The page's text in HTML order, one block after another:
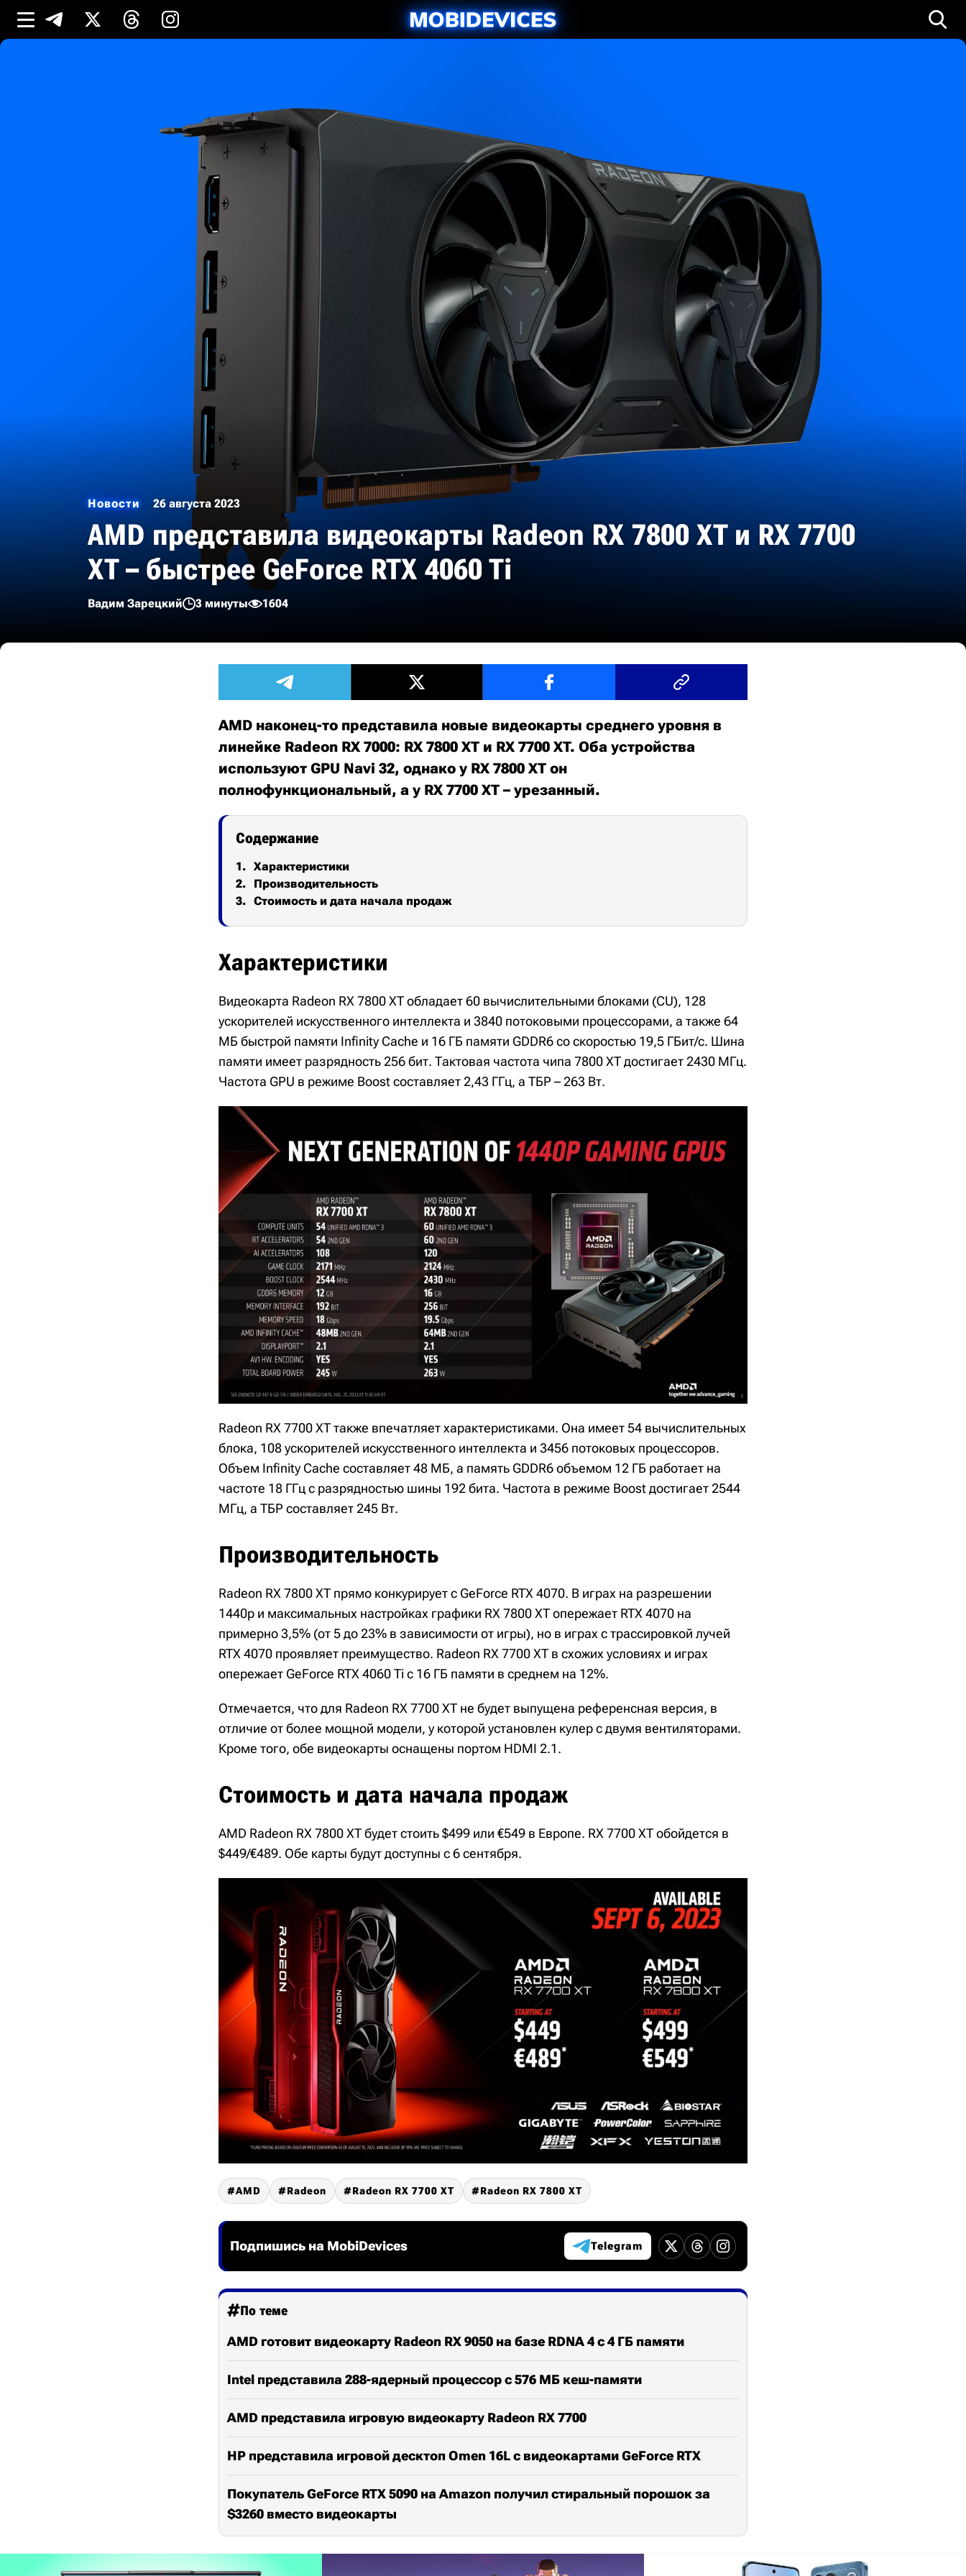
Новости 26 августа 2023
AMD представила видеокарты Radeon RX 7800 XT и RX 7700
XT – быстрее GeForce RTX 4060 Ti
Вадим Зарецкий 3 минуты 1604
AMD наконец-то представила новые видеокарты среднего уровня в
линейке Radeon RX 7000: RX 7800 XT и RX 7700 XT. Оба устройства
используют GPU Navi 32, однако у RX 7800 XT он
полнофункциональный, а у RX 7700 XT – урезанный.
Содержание
Характеристики
Производительность
Стоимость и дата начала продаж
Характеристики
Видеокарта Radeon RX 7800 XT обладает 60 вычислительными блоками (CU), 128
ускорителей искусственного интеллекта и 3840 потоковыми процессорами, а также 64
МБ быстрой памяти Infinity Cache и 16 ГБ памяти GDDR6 со скоростью 19,5 ГБит/с. Шина
памяти имеет разрядность 256 бит. Тактовая частота чипа 7800 XT достигает 2430 МГц.
Частота GPU в режиме Boost составляет 2,43 ГГц, а TБP – 263 Вт.
Radeon RX 7700 XT также впечатляет характеристиками. Она имеет 54 вычислительных
блока, 108 ускорителей искусственного интеллекта и 3456 потоковых процессоров.
Объем Infinity Cache составляет 48 МБ, а память GDDR6 объемом 12 ГБ работает на
частоте 18 ГГц с разрядностью шины 192 бита. Частота в режиме Boost достигает 2544
МГц, а TБP составляет 245 Вт.
Производительность
Radeon RX 7800 XT прямо конкурирует с GeForce RTX 4070. В играх на разрешении
1440p и максимальных настройках графики RX 7800 XT опережает RTX 4070 на
примерно 3,5% (от 5 до 23% в зависимости от игры), но в играх с трассировкой лучей
RTX 4070 проявляет преимущество. Radeon RX 7700 XT в схожих условиях и играх
опережает GeForce RTX 4060 Ti с 16 ГБ памяти в среднем на 12%.
Отмечается, что для Radeon RX 7700 XT не будет выпущена референсная версия, в
отличие от более мощной модели, у которой установлен кулер с двумя вентиляторами.
Кроме того, обе видеокарты оснащены портом HDMI 2.1.
Стоимость и дата начала продаж
AMD Radeon RX 7800 XT будет стоить $499 или €549 в Европе. RX 7700 XT обойдется в
$449/€489. Обе карты будут доступны с 6 сентября.
AMD Radeon Radeon RX 7700 XT Radeon RX 7800 XT
Подпишись на MobiDevices Telegram
По теме
AMD готовит видеокарту Radeon RX 9050 на базе RDNA 4 с 4 ГБ памяти
Intel представила 288-ядерный процессор с 576 МБ кеш-памяти
AMD представила игровую видеокарту Radeon RX 7700
HP представила игровой десктоп Omen 16L с видеокартами GeForce RTX
Покупатель GeForce RTX 5090 на Amazon получил стиральный порошок за
$3260 вместо видеокарты